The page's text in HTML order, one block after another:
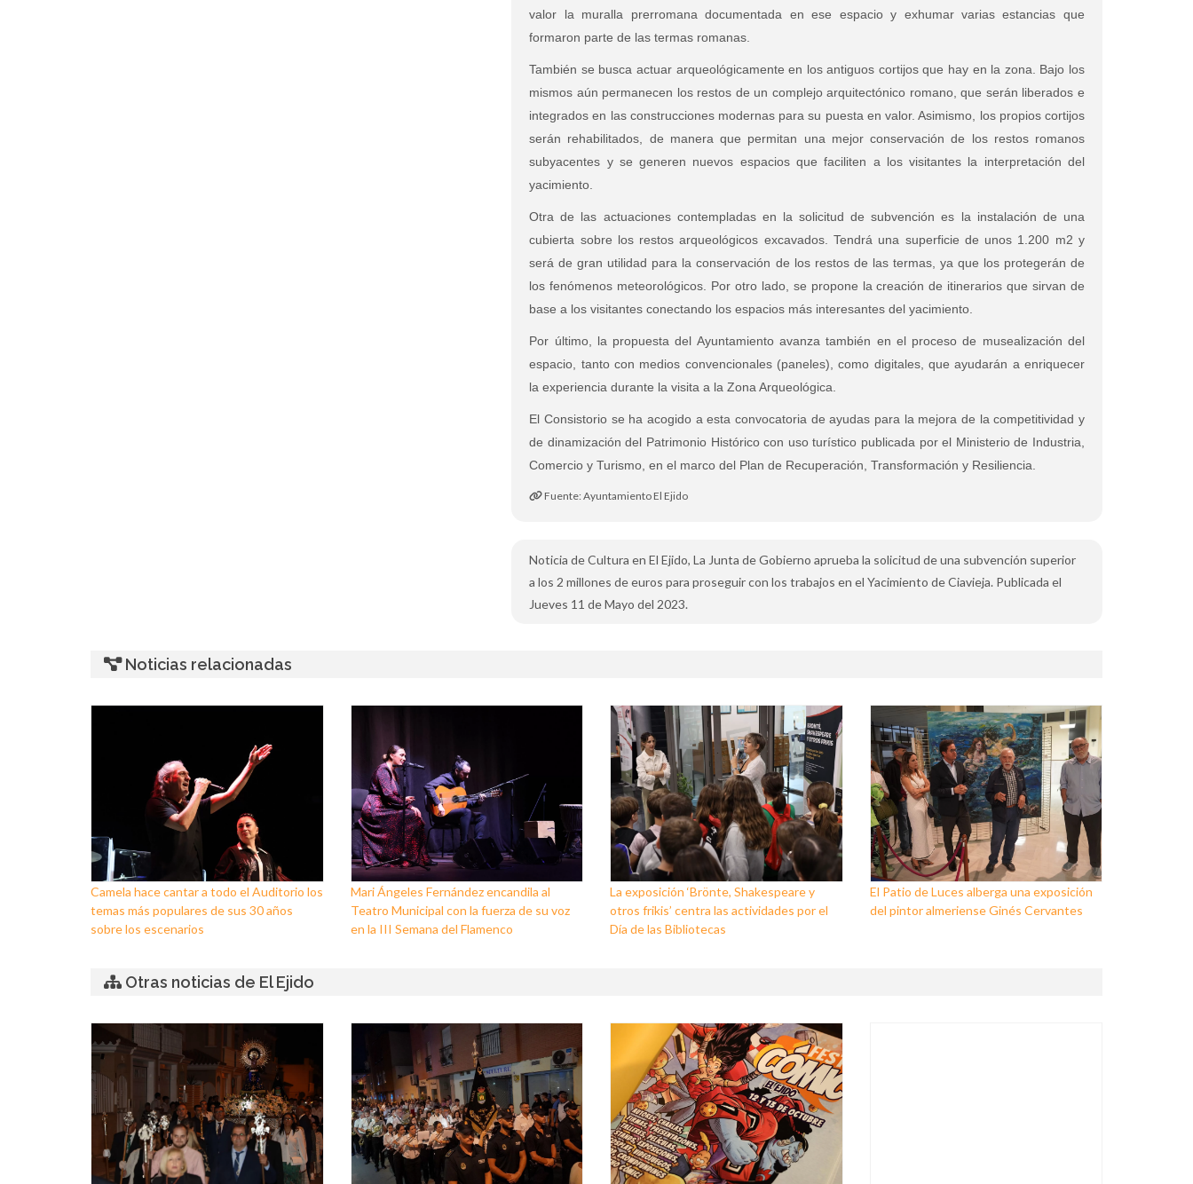
valor la muralla prerromana documentada en ese espacio y exhumar varias estancias que
formaron parte de las termas romanas.
También se busca actuar arqueológicamente en los antiguos cortijos que hay en la zona. Bajo los
mismos aún permanecen los restos de un complejo arquitectónico romano, que serán liberados e
integrados en las construcciones modernas para su puesta en valor. Asimismo, los propios cortijos
serán rehabilitados, de manera que permitan una mejor conservación de los restos romanos
subyacentes y se generen nuevos espacios que faciliten a los visitantes la interpretación del
yacimiento.
Otra de las actuaciones contempladas en la solicitud de subvención es la instalación de una
cubierta sobre los restos arqueológicos excavados. Tendrá una superficie de unos 1.200 m2 y
será de gran utilidad para la conservación de los restos de las termas, ya que los protegerán de
los fenómenos meteorológicos. Por otro lado, se propone la creación de itinerarios que sirvan de
base a los visitantes conectando los espacios más interesantes del yacimiento.
Por último, la propuesta del Ayuntamiento avanza también en el proceso de musealización del
espacio, tanto con medios convencionales (paneles), como digitales, que ayudarán a enriquecer
la experiencia durante la visita a la Zona Arqueológica.
El Consistorio se ha acogido a esta convocatoria de ayudas para la mejora de la competitividad y
de dinamización del Patrimonio Histórico con uso turístico publicada por el Ministerio de Industria,
Comercio y Turismo, en el marco del Plan de Recuperación, Transformación y Resiliencia.
Fuente: Ayuntamiento El Ejido
Noticia de Cultura en El Ejido, La Junta de Gobierno aprueba la solicitud de una subvención superior
a los 2 millones de euros para proseguir con los trabajos en el Yacimiento de Ciavieja. Publicada el
Jueves 11 de Mayo del 2023.
Noticias relacionadas
Camela hace cantar a todo el Auditorio los
temas más populares de sus 30 años
sobre los escenarios
Mari Ángeles Fernández encandila al
Teatro Municipal con la fuerza de su voz
en la III Semana del Flamenco
La exposición ‘Brönte, Shakespeare y
otros frikis’ centra las actividades por el
Día de las Bibliotecas
El Patio de Luces alberga una exposición
del pintor almeriense Ginés Cervantes
Otras noticias de El Ejido